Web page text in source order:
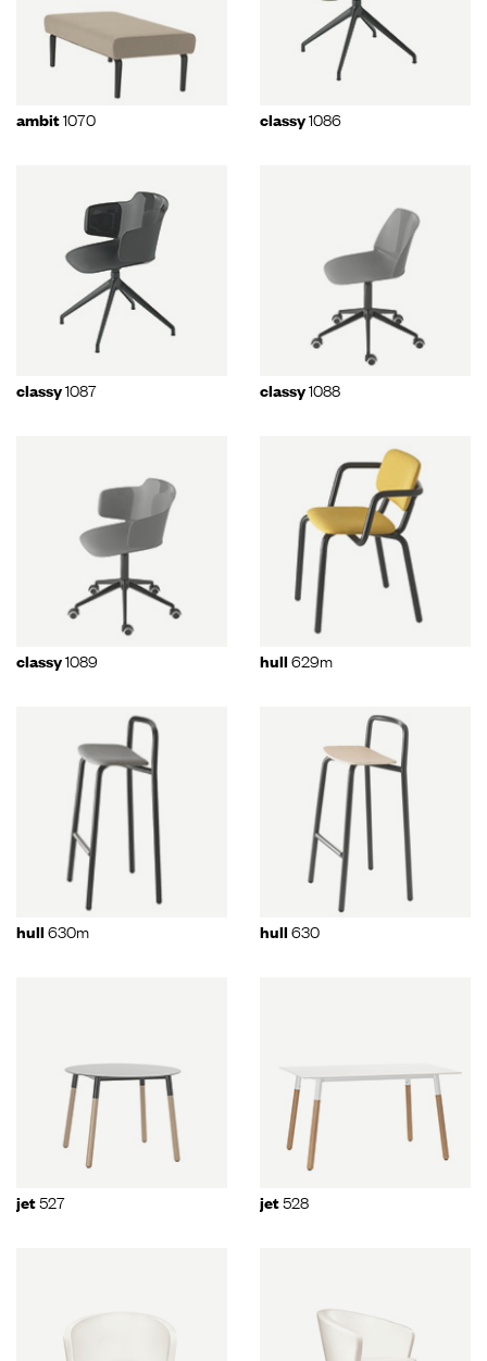
ambit1070 classy1086
classy1087 classy1088
classy1089 hull629m
hull630m hull630
jet527 jet528